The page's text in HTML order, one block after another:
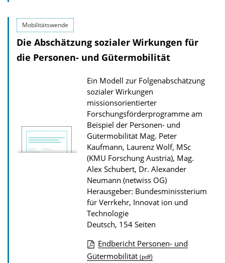
s
z
u
r
P
u
b
l
i
k
a
t
i
n
Mobilitätswende
Die Abschätzung sozialer Wirkungen für
die Personen- und Gütermobilität
Ein Modell zur Folgenabschätzung
sozialer Wirkungen
missionsorientierter
Forschungsförderprogramme am
Beispiel der Personen- und
Gütermobilität Mag. Peter
Kaufmann, Laurenz Wolf, MSc
(KMU Forschung Austria), Mag.
Alex Schubert, Dr. Alexander
Neumann (netwiss OG)
Herausgeber: Bundesminissterium
für Verrkehr, Innovat ion und
Technologie
Deutsch, 154 Seiten
D
Endbericht Personen- und
Gütermobilität (pdf)